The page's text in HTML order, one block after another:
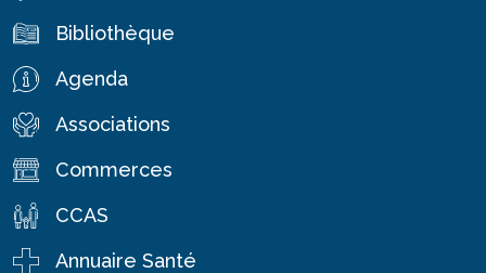
Bibliothèque
Agenda
Associations
Commerces
CCAS
Annuaire Santé